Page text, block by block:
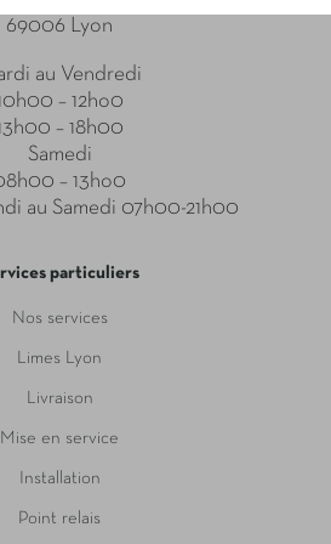
69006 Lyon
au Vendredi
– 12ho0
– 18h00
Samedi
– 13ho0
au Samedi 07h00-21h00
particuliers
Nos services
Limes Lyon
Livraison
Mise en service
Installation
Point relais